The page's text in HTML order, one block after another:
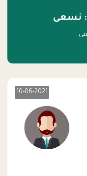
نسعى
10-06-2021